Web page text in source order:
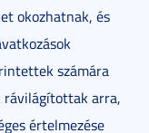
okozhatnak, és
számára
rávilágítottak arra,
értelmezése